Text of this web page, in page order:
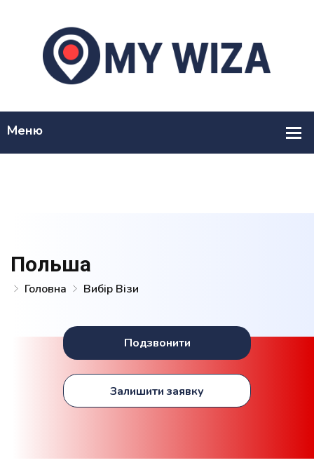
Польша
Головна Вибір Візи
Подзвонити
Залишити заявку